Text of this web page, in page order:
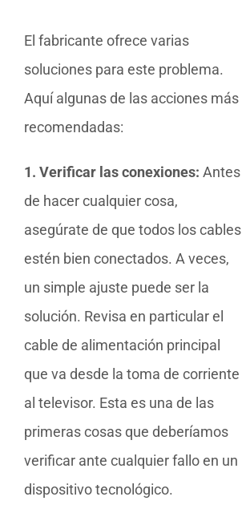
El fabricante ofrece varias
soluciones para este problema.
Aquí algunas de las acciones más
recomendadas:
1. Verificar las conexiones: Antes
de hacer cualquier cosa,
asegúrate de que todos los cables
estén bien conectados. A veces,
un simple ajuste puede ser la
solución. Revisa en particular el
cable de alimentación principal
que va desde la toma de corriente
al televisor. Esta es una de las
primeras cosas que deberíamos
verificar ante cualquier fallo en un
dispositivo tecnológico.